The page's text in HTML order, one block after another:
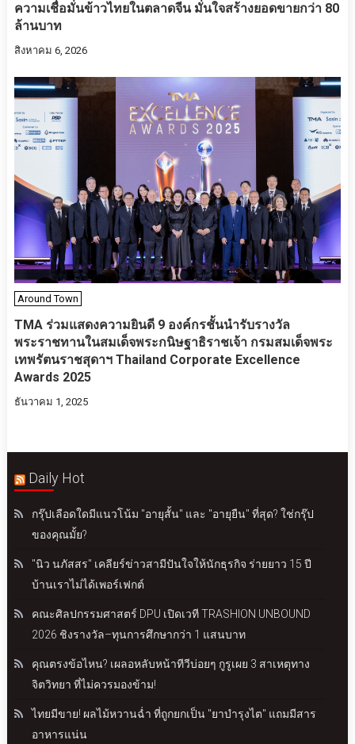
ความเชื่อมั่นข้าวไทยในตลาดจีน มั่นใจสร้างยอดขายกว่า 80
ล้านบาท
สิงหาคม 6, 2026
Around Town
TMA ร่วมแสดงความยินดี 9 องค์กรชั้นนำรับรางวัล
พระราชทานในสมเด็จพระกนิษฐาธิราชเจ้า กรมสมเด็จพระ
เทพรัตนราชสุดาฯ Thailand Corporate Excellence
Awards 2025
ธันวาคม 1, 2025
Daily Hot
กรุ๊ปเลือดใดมีแนวโน้ม "อายุสั้น" และ "อายุยืน" ที่สุด? ใช่กรุ๊ป
ของคุณมั้ย?
"นิว นภัสสร" เคลียร์ข่าวสามีปันใจให้นักธุรกิจ ร่ายยาว 15 ปี
บ้านเราไม่ได้เพอร์เฟกต์
คณะศิลปกรรมศาสตร์ DPU เปิดเวที TRASHION UNBOUND
2026 ชิงรางวัล–ทุนการศึกษากว่า 1 แสนบาท
คุณตรงข้อไหน? เผลอหลับหน้าทีวีบ่อยๆ กูรูเผย 3 สาเหตุทาง
จิตวิทยา ที่ไม่ควรมองข้าม!
ไทยมีขาย! ผลไม้หวานฉ่ำ ที่ถูกยกเป็น "ยาบำรุงไต" แถมมีสาร
อาหารแน่น